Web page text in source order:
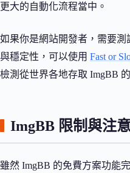
更大的自動化流程當中。
如果你是網站開發者，需要測
與穩定性，可以使用 Fast or
檢測從世界各地存取 ImgBB
ImgBB 限制與注
雖然 ImgBB 的免費方案功能